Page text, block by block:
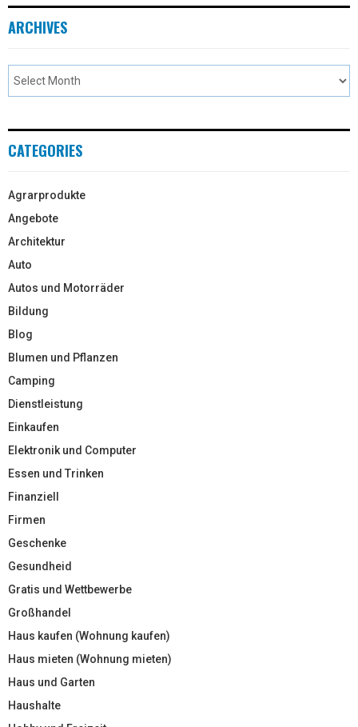
ARCHIVES
CATEGORIES
Agrarprodukte
Angebote
Architektur
Auto
Autos und Motorräder
Bildung
Blog
Blumen und Pflanzen
Camping
Dienstleistung
Einkaufen
Elektronik und Computer
Essen und Trinken
Finanziell
Firmen
Geschenke
Gesundheid
Gratis und Wettbewerbe
Großhandel
Haus kaufen (Wohnung kaufen)
Haus mieten (Wohnung mieten)
Haus und Garten
Haushalte